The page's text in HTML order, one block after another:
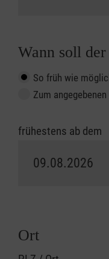
Wann soll
So früh wie
Zum
frühestens ab dem
Ort